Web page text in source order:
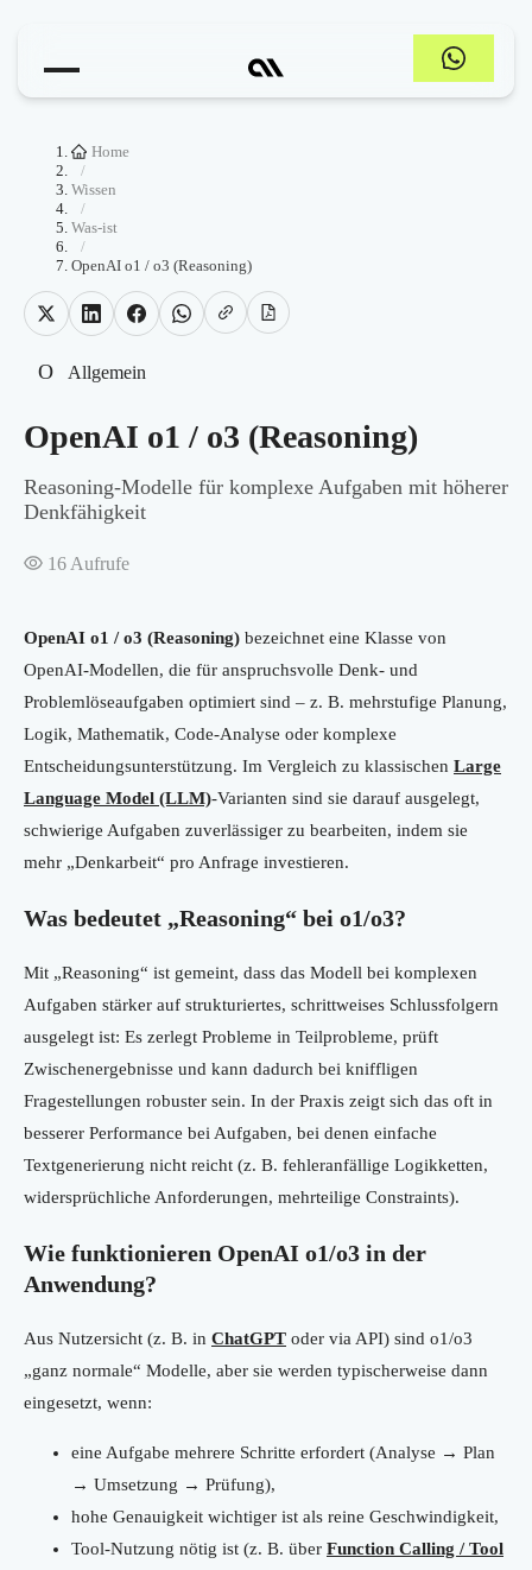
Home
/
Wissen
/
Was-ist
/
OpenAI o1 / o3 (Reasoning)
O Allgemein
OpenAI o1 / o3 (Reasoning)
Reasoning-Modelle für komplexe Aufgaben mit höherer
Denkfähigkeit
16 Aufrufe
OpenAI o1 / o3 (Reasoning) bezeichnet eine Klasse von
OpenAI-Modellen, die für anspruchsvolle Denk- und
Problemlöseaufgaben optimiert sind – z. B. mehrstufige Planung,
Logik, Mathematik, Code-Analyse oder komplexe
Entscheidungsunterstützung. Im Vergleich zu klassischen Large
Language Model (LLM)-Varianten sind sie darauf ausgelegt,
schwierige Aufgaben zuverlässiger zu bearbeiten, indem sie
mehr „Denkarbeit“ pro Anfrage investieren.
Was bedeutet „Reasoning“ bei o1/o3?
Mit „Reasoning“ ist gemeint, dass das Modell bei komplexen
Aufgaben stärker auf strukturiertes, schrittweises Schlussfolgern
ausgelegt ist: Es zerlegt Probleme in Teilprobleme, prüft
Zwischenergebnisse und kann dadurch bei kniffligen
Fragestellungen robuster sein. In der Praxis zeigt sich das oft in
besserer Performance bei Aufgaben, bei denen einfache
Textgenerierung nicht reicht (z. B. fehleranfällige Logikketten,
widersprüchliche Anforderungen, mehrteilige Constraints).
Wie funktionieren OpenAI o1/o3 in der
Anwendung?
Aus Nutzersicht (z. B. in ChatGPT oder via API) sind o1/o3
„ganz normale“ Modelle, aber sie werden typischerweise dann
eingesetzt, wenn:
eine Aufgabe mehrere Schritte erfordert (Analyse → Plan
→ Umsetzung → Prüfung),
hohe Genauigkeit wichtiger ist als reine Geschwindigkeit,
Tool-Nutzung nötig ist (z. B. über Function Calling / Tool